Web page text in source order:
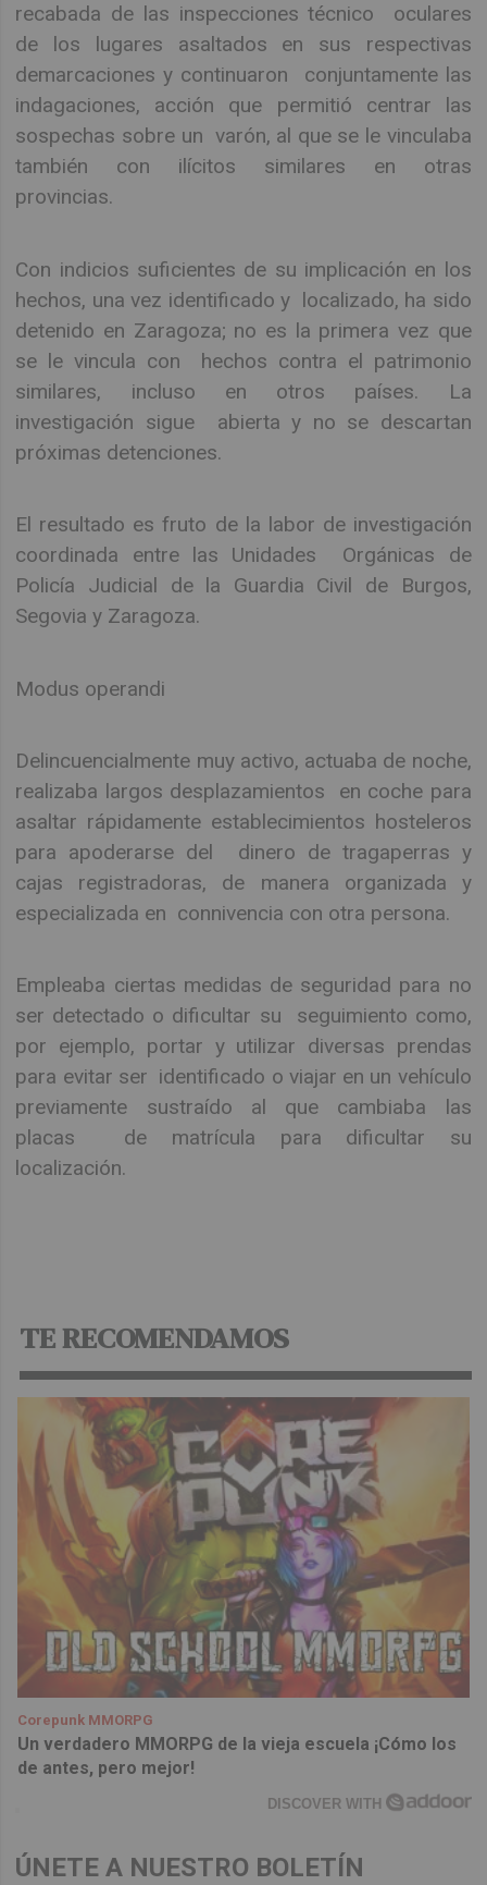
recabada de las inspecciones técnico oculares
de los lugares asaltados en sus respectivas
demarcaciones y continuaron conjuntamente las
indagaciones, acción que permitió centrar las
sospechas sobre un varón, al que se le vinculaba
también con ilícitos similares en otras
provincias.
Con indicios suficientes de su implicación en los
hechos, una vez identificado y localizado, ha sido
detenido en Zaragoza; no es la primera vez que
se le vincula con hechos contra el patrimonio
similares, incluso en otros países. La
investigación sigue abierta y no se descartan
próximas detenciones.
El resultado es fruto de la labor de investigación
coordinada entre las Unidades Orgánicas de
Policía Judicial de la Guardia Civil de Burgos,
Segovia y Zaragoza.
Modus operandi
Delincuencialmente muy activo, actuaba de noche,
realizaba largos desplazamientos en coche para
asaltar rápidamente establecimientos hosteleros
para apoderarse del dinero de tragaperras y
cajas registradoras, de manera organizada y
especializada en connivencia con otra persona.
Empleaba ciertas medidas de seguridad para no
ser detectado o dificultar su seguimiento como,
por ejemplo, portar y utilizar diversas prendas
para evitar ser identificado o viajar en un vehículo
previamente sustraído al que cambiaba las
placas de matrícula para dificultar su
localización.
TE RECOMENDAMOS
Corepunk MMORPG
Un verdadero MMORPG de la vieja escuela ¡Cómo los
de antes, pero mejor!
DISCOVER WITH
ÚNETE A NUESTRO BOLETÍN